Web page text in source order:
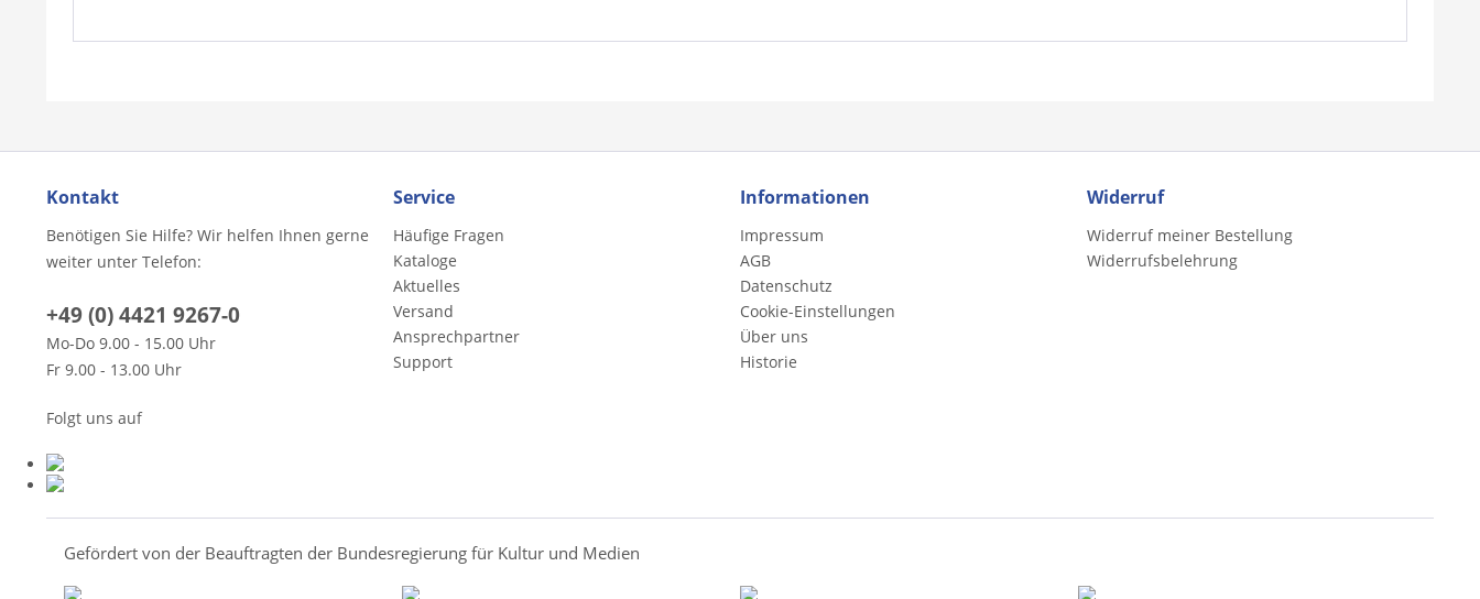
Kontakt
Benötigen Sie Hilfe? Wir helfen Ihnen gerne
weiter unter Telefon:
+49 (0) 4421 9267-0
Mo-Do 9.00 - 15.00 Uhr
Fr 9.00 - 13.00 Uhr
Folgt uns auf
Service
Häufige Fragen
Kataloge
Aktuelles
Versand
Ansprechpartner
Support
Informationen
Impressum
AGB
Datenschutz
Cookie-Einstellungen
Über uns
Historie
Widerruf
Widerruf meiner Bestellung
Widerrufsbelehrung
Gefördert von der Beauftragten der Bundesregierung für Kultur und Medien